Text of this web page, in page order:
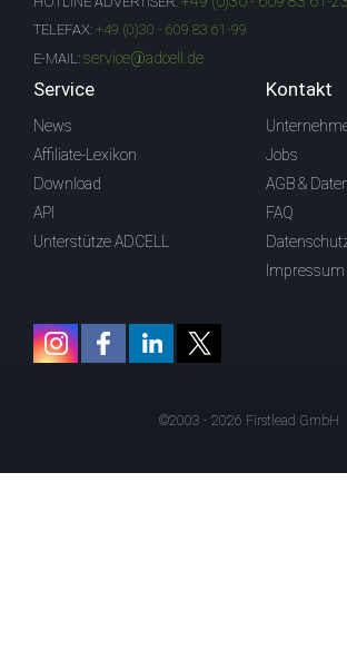
TELEFAX: +49 (0)30 - 609 83 61-99
E-MAIL: service@adcell.de
Service
News
Affiliate-Lexikon
Download
API
Unterstütze ADCELL
Kontakt
Jobs
AGB &
FAQ
Impressum
©2003 - 2026 Firstlead GmbH